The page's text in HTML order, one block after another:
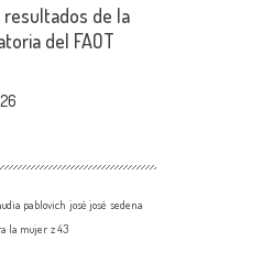
resultados de la
del FAOT
pablovich josé josé sedena
la mujer z 43